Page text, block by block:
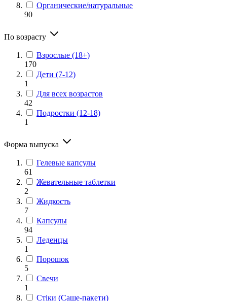
Органические/натуральные
90
По возрасту
Взрослые (18+)
170
Дети (7-12)
1
Для всех возрастов
42
Подростки (12-18)
1
Форма выпуска
Гелевые капсулы
61
Жевательные таблетки
2
Жидкость
7
Капсулы
94
Леденцы
1
Порошок
5
Свечи
1
Стіки (Саше-пакети)